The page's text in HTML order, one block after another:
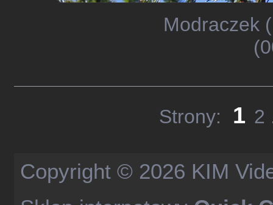
Modraczek (
Strony: 1 2
Copyright © 2026 KIM